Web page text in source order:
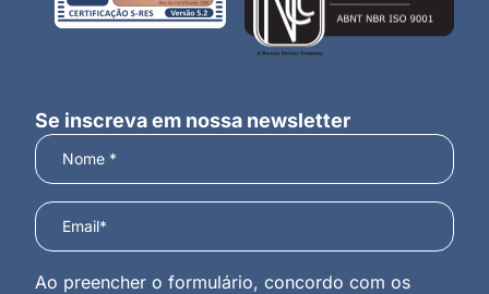
Se inscreva em nossa newsletter
Ao preencher o formulário, concordo com os